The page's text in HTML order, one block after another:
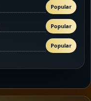
Popular
Popular
Popular